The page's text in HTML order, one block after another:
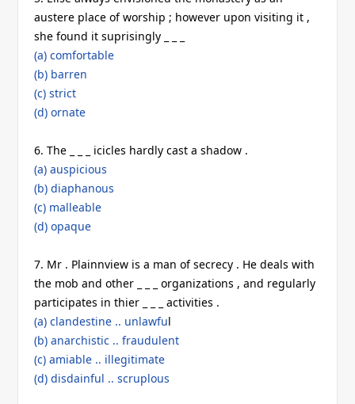
austere place of worship ; however upon visiting it ,
she found it suprisingly _ _ _
(a) comfortable
(b) barren
(c) strict
(d) ornate
6. The _ _ _ icicles hardly cast a shadow .
(a) auspicious
(b) diaphanous
(c) malleable
(d) opaque
7. Mr . Plainnview is a man of secrecy . He deals with
the mob and other _ _ _ organizations , and regularly
participates in thier _ _ _ activities .
(a) clandestine .. unlawful
(b) anarchistic .. fraudulent
(c) amiable .. illegitimate
(d) disdainful .. scruplous